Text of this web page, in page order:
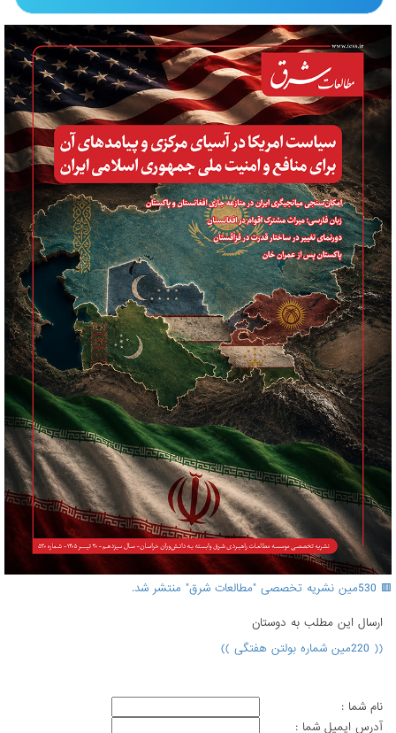
🟥 530مین نشریه تخصصی "مطالعات شرق" منتشر شد.
ارسال اين مطلب به دوستان
(( 220مین شماره بولتن هفتگی ))
نام شما :
آدرس ايميل شما :